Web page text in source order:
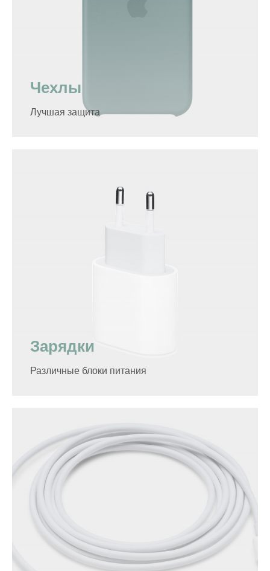
Чехлы
Лучшая защита
Зарядки
Различные блоки питания